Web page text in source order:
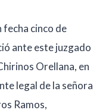
fecha cinco de
ante este juzgado
Orellana, en
legal de la señora
Ramos,